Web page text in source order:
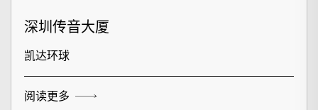
深圳传音大厦
凯达环球
阅读更多